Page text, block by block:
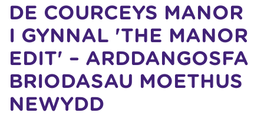
DE COURCEYS MANOR
I GYNNAL 'THE MANOR
EDIT' – ARDDANGOSFA
BRIODASAU MOETHUS
NEWYDD